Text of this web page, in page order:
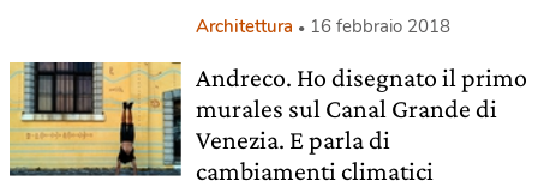
Architettura 16 febbraio 2018
Andreco. Ho disegnato il primo
murales sul Canal Grande di
Venezia. E parla di
cambiamenti climatici